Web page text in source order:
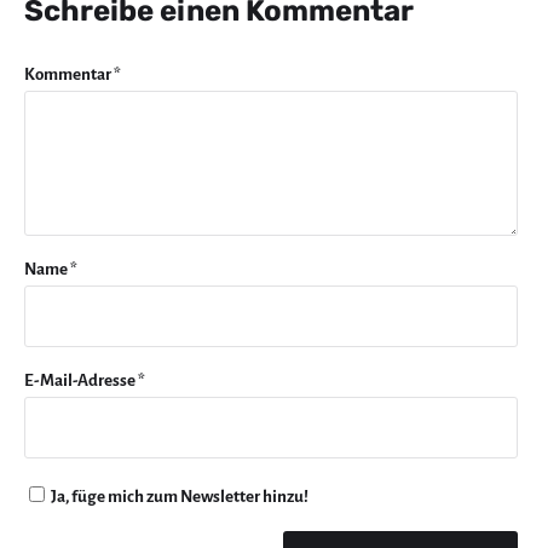
Schreibe einen Kommentar
Kommentar*
Name*
E-Mail-Adresse*
Ja, füge mich zum Newsletter hinzu!